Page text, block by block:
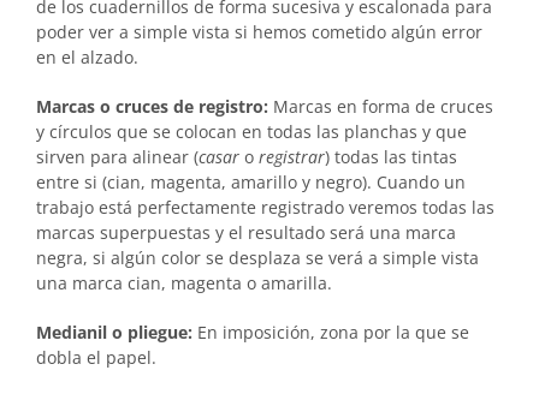
de los cuadernillos de forma sucesiva y escalonada para
poder ver a simple vista si hemos cometido algún error
en el alzado.
Marcas o cruces de registro: Marcas en forma de cruces
y círculos que se colocan en todas las planchas y que
sirven para alinear (casar o registrar) todas las tintas
entre si (cian, magenta, amarillo y negro). Cuando un
trabajo está perfectamente registrado veremos todas las
marcas superpuestas y el resultado será una marca
negra, si algún color se desplaza se verá a simple vista
una marca cian, magenta o amarilla.
Medianil o pliegue: En imposición, zona por la que se
dobla el papel.